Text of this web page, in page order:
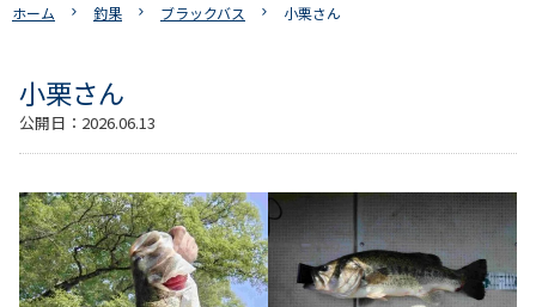
ホーム 釣果 ブラックバス 小栗さん
小栗さん
公開日： 2026.06.13